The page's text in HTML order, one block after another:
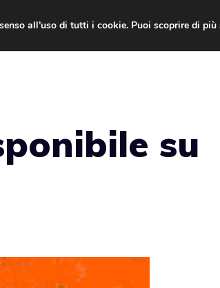
su
all’uso di tutti i cookie. Puoi scoprire di